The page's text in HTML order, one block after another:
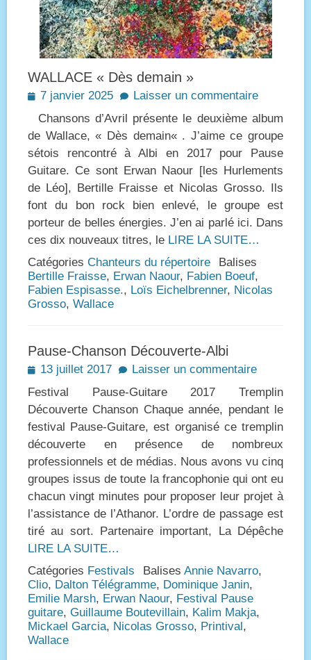
WALLACE « Dès demain »
Posted
7 janvier 2025
Laisser un commentaire
Chansons d’Avril présente le deuxième album
de Wallace, « Dès demain« . J’aime ce groupe
sétois rencontré à Albi en 2017 pour Pause
Guitare. Ce sont Erwan Naour [les Hurlements
de Léo], Bertille Fraisse et Nicolas Grosso. Ils
font du bon rock bien enlevé, le groupe est
porteur de belles énergies. J’en ai parlé ici. Dans
ces dix nouveaux titres, le LIRE LA SUITE…
Catégories Chanteurs du répertoire
Balises
Bertille Fraisse, Erwan Naour, Fabien Boeuf,
Fabien Espisasse., Loïs Eichelbrenner, Nicolas
Grosso, Wallace
Pause-Chanson Découverte-Albi
Posted
13 juillet 2017
Laisser un commentaire
Festival Pause-Guitare 2017 Tremplin
Découverte Chanson Chaque année, pendant le
festival Pause-Guitare, est organisé ce tremplin
découverte en présence de nombreux
professionnels et de médias. Nous avons vu cinq
groupes issus de toute la francophonie qui ont eu
chacun vingt minutes pour proposer leur projet à
l’assistance de l’Athanor. L’ordre de passage est
tiré au sort. Partenaire important, La Dépêche
LIRE LA SUITE…
Catégories Festivals Balises Annie Navarro,
Clio, Dalton Télégramme, Dominique Janin,
Emilie Marsh, Erwan Naour, Festival Pause
guitare, Guillaume Boutevillain, Kalim Makja,
Mickael Garcia, Nicolas Grosso, Printival,
Wallace